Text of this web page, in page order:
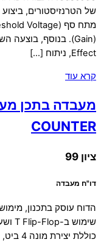
Effect, ניתוח […]
קרא עוד
COUNTER
ציון 99
דו"ח מעבדה
כוללת